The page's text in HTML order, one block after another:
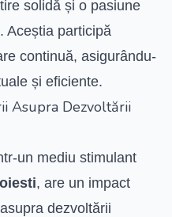
solidă și o pasiune
Aceștia participă
continuă, asigurându-
și eficiente.
Asupra Dezvoltării
un mediu stimulant
, are un impact
dezvoltării